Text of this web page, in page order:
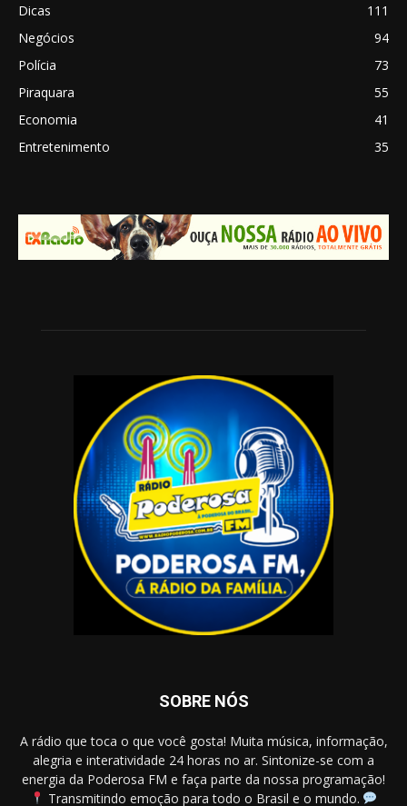
Dicas
111
Negócios
94
Polícia
73
Piraquara
55
Economia
41
Entretenimento
35
SOBRE NÓS
A rádio que toca o que você gosta! Muita música, informação,
alegria e interatividade 24 horas no ar. Sintonize-se com a
energia da Poderosa FM e faça parte da nossa programação!
Transmitindo emoção para todo o Brasil e o mundo.